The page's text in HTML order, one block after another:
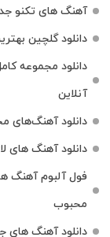
آهنگ های تکنو
دانلود گلچین
دانلود مجموعه
آنلاین
دانلود آهنگ‌های
دانلود آهنگ‌ های
فول آلبوم آهنگ‌
محبوب
دانلود آهنگ